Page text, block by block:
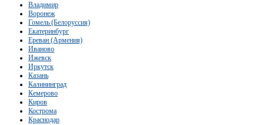
Владимир
Воронеж
Гомель (Белоруссия)
Екатеринбург
Ереван (Армения)
Иваново
Ижевск
Иркутск
Казань
Калининград
Кемерово
Киров
Кострома
Краснодар